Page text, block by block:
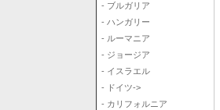
- ブルガリア
- ハンガリー
- ルーマニア
- ジョージア
- イスラエル
- ドイツ->
- カリフォルニア